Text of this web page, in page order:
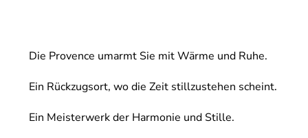
Die Provence umarmt Sie mit Wärme und Ruhe.
Ein Rückzugsort, wo die Zeit stillzustehen scheint.
Ein Meisterwerk der Harmonie und Stille.